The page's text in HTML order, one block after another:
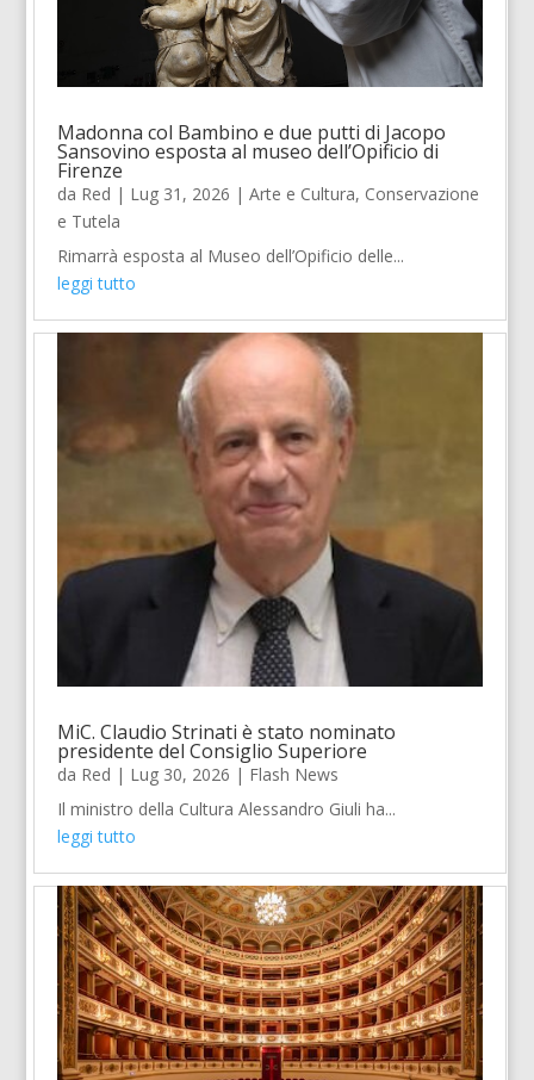
Madonna col Bambino e due putti di Jacopo
Sansovino esposta al museo dell’Opificio di
Firenze
da Red | Lug 31, 2026 |Arte e Cultura, Conservazione
e Tutela
Rimarrà esposta al Museo dell’Opificio delle...
leggi tutto
MiC. Claudio Strinati è stato nominato
presidente del Consiglio Superiore
da Red | Lug 30, 2026 | Flash News
Il ministro della Cultura Alessandro Giuli ha...
leggi tutto